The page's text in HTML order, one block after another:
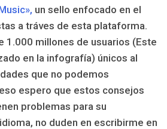
un sello enfocado en el
a tráves de esta plataforma.
1.000 millones de usuarios (Este
en la infografía) únicos al
que no podemos
espero que estos consejos
problemas para su
no duden en escribirme en